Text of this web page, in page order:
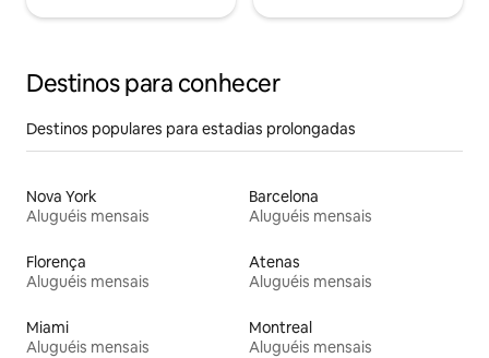
Destinos para conhecer
Destinos populares para estadias prolongadas
Nova York
Aluguéis mensais
Barcelona
Aluguéis mensais
Florença
Aluguéis mensais
Atenas
Aluguéis mensais
Miami
Aluguéis mensais
Montreal
Aluguéis mensais